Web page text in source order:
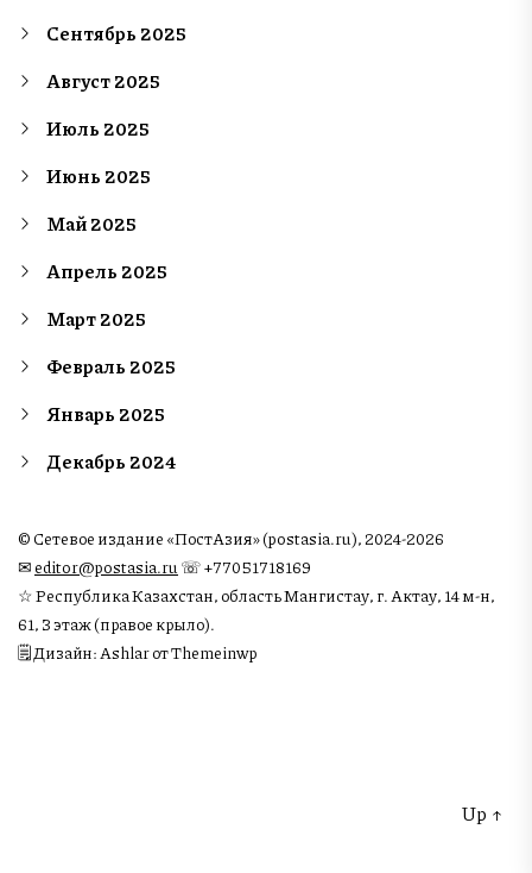
Сентябрь 2025
Август 2025
Июль 2025
Июнь 2025
Май 2025
Апрель 2025
Март 2025
Февраль 2025
Январь 2025
Декабрь 2024
© Сетевое издание «ПостАзия» (postasia.ru), 2024-2026
✉︎editor@postasia.ru ☏ +77051718169
☆ Республика Казахстан, область Мангистау, г. Актау, 14 м-н,
61, 3 этаж (правое крыло).
🗒 Дизайн: Ashlar от Themeinwp
Up ↑